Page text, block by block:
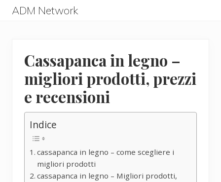
MenuADM Network
Cassapanca in legno –
migliori prodotti, prezzi
e recensioni
Indice
cassapanca in legno – come scegliere i
migliori prodotti
cassapanca in legno – Migliori prodotti,